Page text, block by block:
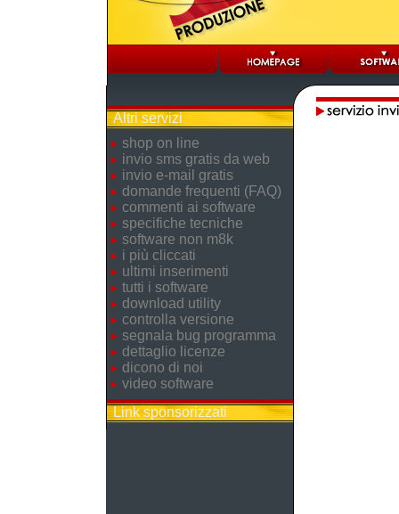
Altri servizi
shop on line
invio sms gratis da web
invio e-mail gratis
domande frequenti (FAQ)
commenti ai software
specifiche tecniche
software non m8k
i più cliccati
ultimi inserimenti
tutti i software
download utility
controlla versione
segnala bug programma
dettaglio licenze
dicono di noi
video software
Link sponsorizzati